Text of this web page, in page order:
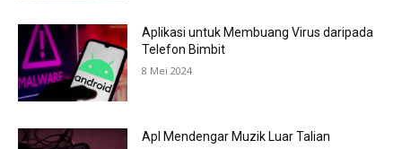
Aplikasi untuk Membuang Virus daripada
Telefon Bimbit
8 Mei 2024
Apl Mendengar Muzik Luar Talian